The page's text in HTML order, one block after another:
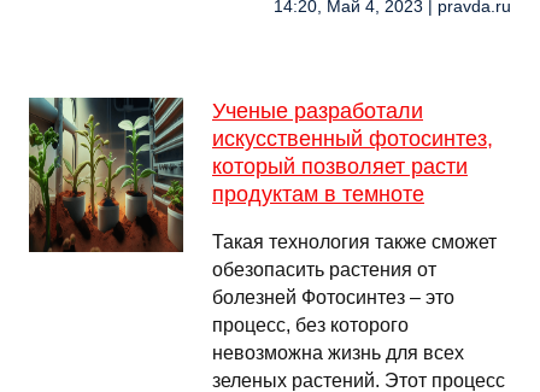
14:20, Май 4, 2023 | pravda.ru
Ученые разработали
искусственный фотосинтез,
который позволяет расти
продуктам в темноте
Такая технология также сможет
обезопасить растения от
болезней Фотосинтез – это
процесс, без которого
невозможна жизнь для всех
зеленых растений. Этот процесс